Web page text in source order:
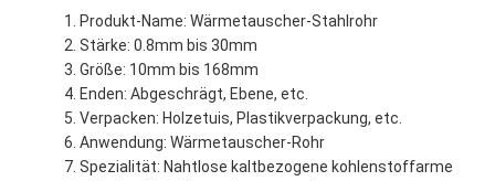
Produkt-Name: Wärmetauscher-Stahlrohr
Stärke: 0.8mm bis 30mm
Größe: 10mm bis 168mm
Enden: Abgeschrägt, Ebene, etc.
Verpacken: Holzetuis, Plastikverpackung, etc.
Anwendung: Wärmetauscher-Rohr
Spezialität: Nahtlose kaltbezogene kohlenstoffarme